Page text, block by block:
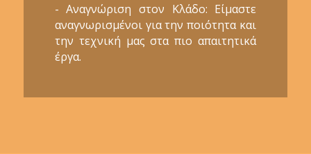
- Αναγνώριση στον Κλάδο: Είμαστε
αναγνωρισμένοι για την ποιότητα και
την τεχνική μας στα πιο απαιτητικά
έργα.